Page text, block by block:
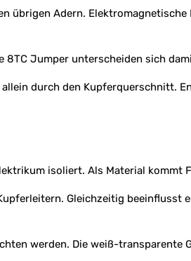
Adern.
8TC Jumper unterscheiden sich
durch den Kupferquerschnitt.
isoliert. Als Material kommt
Gleichzeitig
werden. Die weiß-transparente